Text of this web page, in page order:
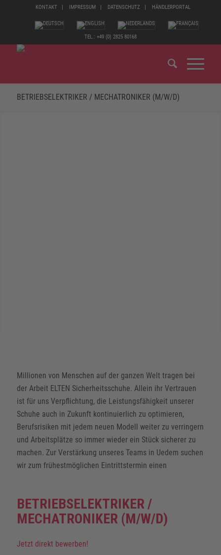
KONTAKT IMPRESSUM DATENSCHUTZ HÄNDLERPORTAL
TEL.: +49 (0) 2825 80168
BETRIEBSELEKTRIKER / MECHATRONIKER (M/W/D)
Millionen von Menschen auf der ganzen Welt tragen bei
der Arbeit ELTEN Sicherheitsschuhe. Allein ihr Vertrauen
ist für uns Verpflichtung, die Leistungsfähigkeit unserer
Schuhe auch in Zukunft kontinuierlich zu optimieren,
Berufsrisiken mit jedem neuen Modell weiter zu verringern
und Arbeitsplätze so immer wieder ein Stück sicherer zu
machen. Zur Verstärkung unseres Teams in Uedem suchen
wir zum frühestmöglichen Eintrittstermin einen
BETRIEBSELEKTRIKER /
MECHATRONIKER (M/W/D)
Jetzt direkt bewerben!